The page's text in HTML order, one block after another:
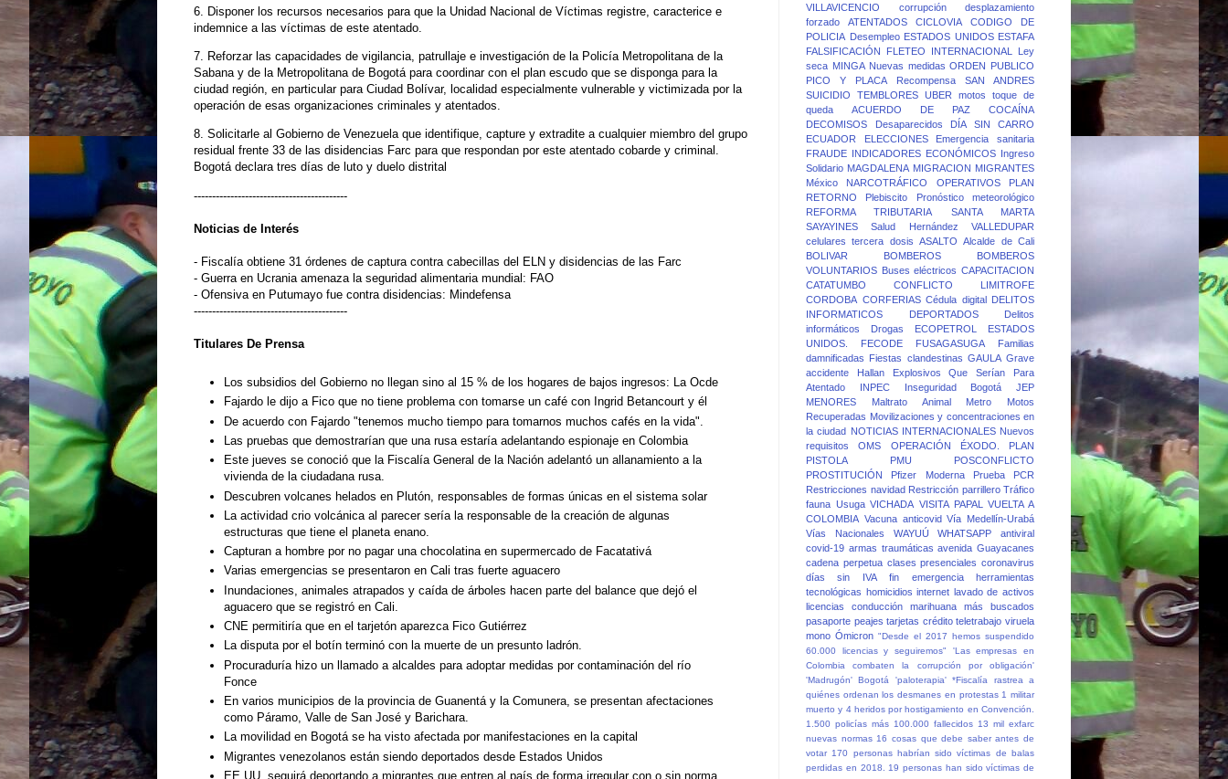
6. Disponer los recursos necesarios para que la Unidad Nacional de Víctimas registre, caracterice e
indemnice a las víctimas de este atentado.
7. Reforzar las capacidades de vigilancia, patrullaje e investigación de la Policía Metropolitana de la
Sabana y de la Metropolitana de Bogotá para coordinar con el plan escudo que se disponga para la
ciudad región, en particular para Ciudad Bolívar, localidad especialmente vulnerable y victimizada por la
operación de esas organizaciones criminales y atentados.
8. Solicitarle al Gobierno de Venezuela que identifique, capture y extradite a cualquier miembro del grupo
residual frente 33 de las disidencias Farc para que respondan por este atentado cobarde y criminal.
Bogotá declara tres días de luto y duelo distrital
------------------------------------------
Noticias de Interés
- Fiscalía obtiene 31 órdenes de captura contra cabecillas del ELN y disidencias de las Farc
- Guerra en Ucrania amenaza la seguridad alimentaria mundial: FAO
- Ofensiva en Putumayo fue contra disidencias: Mindefensa
------------------------------------------
Titulares De Prensa
Los subsidios del Gobierno no llegan sino al 15 % de los hogares de bajos ingresos: La Ocde
Fajardo le dijo a Fico que no tiene problema con tomarse un café con Ingrid Betancourt y él
De acuerdo con Fajardo "tenemos mucho tiempo para tomarnos muchos cafés en la vida".
Las pruebas que demostrarían que una rusa estaría adelantando espionaje en Colombia
Este jueves se conoció que la Fiscalía General de la Nación adelantó un allanamiento a la
vivienda de la ciudadana rusa.
Descubren volcanes helados en Plutón, responsables de formas únicas en el sistema solar
La actividad crio volcánica al parecer sería la responsable de la creación de algunas
estructuras que tiene el planeta enano.
Capturan a hombre por no pagar una chocolatina en supermercado de Facatativá
Varias emergencias se presentaron en Cali tras fuerte aguacero
Inundaciones, animales atrapados y caída de árboles hacen parte del balance que dejó el
aguacero que se registró en Cali.
CNE permitiría que en el tarjetón aparezca Fico Gutiérrez
La disputa por el botín terminó con la muerte de un presunto ladrón.
Procuraduría hizo un llamado a alcaldes para adoptar medidas por contaminación del río
Fonce
En varios municipios de la provincia de Guanentá y la Comunera, se presentan afectaciones
como Páramo, Valle de San José y Barichara.
La movilidad en Bogotá se ha visto afectada por manifestaciones en la capital
Migrantes venezolanos están siendo deportados desde Estados Unidos
EE.UU. seguirá deportando a migrantes que entren al país de forma irregular con o sin norma
VILLAVICENCIO
corrupción
desplazamiento
forzado
ATENTADOS CICLOVIA
CODIGO DE
POLICIA Desempleo ESTADOS UNIDOS ESTAFA
FALSIFICACIÓN
FLETEO INTERNACIONAL
Ley
seca MINGA Nuevas medidas ORDEN PUBLICO
PICO Y PLACA
Recompensa
SAN ANDRES
SUICIDIO
TEMBLORES UBER motos
toque de
queda
ACUERDO DE PAZ
COCAÍNA
DECOMISOS
Desaparecidos
DÍA SIN CARRO
ECUADOR
ELECCIONES
Emergencia sanitaria
FRAUDE
INDICADORES ECONÓMICOS
Ingreso
Solidario MAGDALENA MIGRACION MIGRANTES
México
NARCOTRÁFICO OPERATIVOS
PLAN
RETORNO
Plebiscito
Pronóstico meteorológico
REFORMA TRIBUTARIA
SANTA MARTA
SAYAYINES
Salud Hernández
VALLEDUPAR
celulares
tercera dosis ASALTO
Alcalde de Cali
BOLIVAR
BOMBEROS
BOMBEROS
VOLUNTARIOS Buses eléctricos CAPACITACION
CATATUMBO
CONFLICTO LIMITROFE
CORDOBA CORFERIAS Cédula digital
DELITOS
INFORMATICOS
DEPORTADOS
Delitos
informáticos
Drogas ECOPETROL
ESTADOS
UNIDOS.
FECODE FUSAGASUGA
Familias
damnificadas
Fiestas clandestinas GAULA Grave
accidente
Hallan Explosivos Que Serían Para
Atentado
INPEC Inseguridad Bogotá
JEP
MENORES
Maltrato Animal Metro
Motos
Recuperadas Movilizaciones y concentraciones en
la ciudad NOTICIAS INTERNACIONALES Nuevos
requisitos
OMS OPERACIÓN ÉXODO.
PLAN
PISTOLA
PMU
POSCONFLICTO
PROSTITUCIÓN
Pfizer Moderna
Prueba PCR
Restricciones navidad Restricción parrillero Tráfico
fauna Usuga VICHADA VISITA PAPAL
VUELTA A
COLOMBIA Vacuna anticovid Vía Medellín-Urabá
Vías Nacionales
WAYUÚ WHATSAPP
antiviral
covid-19 armas traumáticas avenida Guayacanes
cadena perpetua clases presenciales coronavirus
días sin IVA
fin emergencia
herramientas
tecnológicas homicidios internet lavado de activos
licencias conducción
marihuana
más buscados
pasaporte peajes tarjetas crédito teletrabajo viruela
mono Ómicron "Desde el 2017 hemos suspendido
60.000 licencias y seguiremos"
'Las empresas en
Colombia combaten la corrupción por obligación'
'Madrugón' Bogotá
'paloterapia' *Fiscalía rastrea a
quiénes ordenan los desmanes en protestas 1 militar
muerto y 4 heridos por hostigamiento en Convención.
1.500 policías más 100.000 fallecidos 13 mil exfarc
nuevas normas 16 cosas que debe saber antes de
votar 170 personas habrían sido víctimas de balas
perdidas en 2018. 19 personas han sido víctimas de